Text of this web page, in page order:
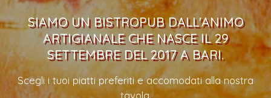
SIAMO UN BISTROPUB DALL'ANIMO
ARTIGIANALE CHE NASCE IL 29
SETTEMBRE DEL 2017 A BARI.
Scegli i tuoi piatti preferiti e accomodati alla nostra